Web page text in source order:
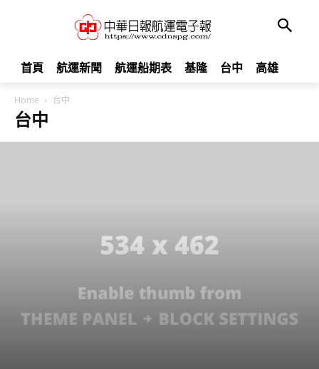
首頁 航運新聞 航運船期表 基隆 台中 高雄
Home 台中
台中